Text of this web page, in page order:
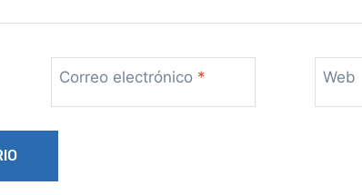
Correo electrónico * Web